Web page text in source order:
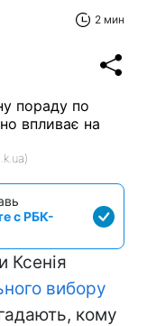
2 мин
с РБК-
Ксенія
вибору
кому